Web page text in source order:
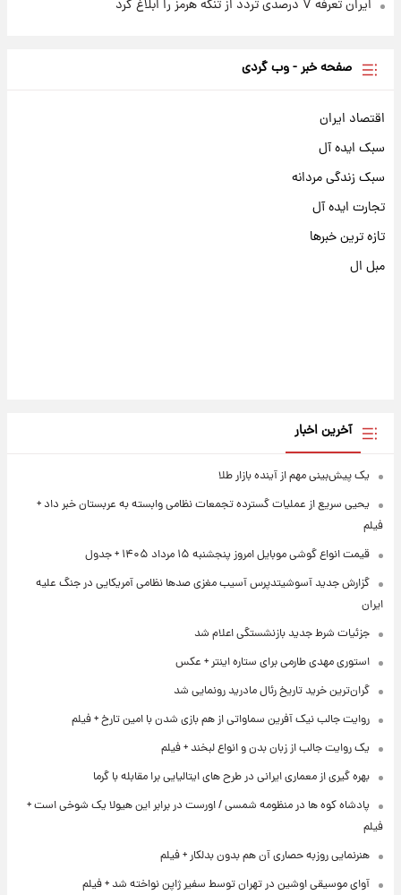
ایران تعرفه ۷ درصدی تردد از تنگه هرمز را ابلاغ کرد
صفحه خبر - وب گردی
اقتصاد ایران
سبک ایده آل
سبک زندگی مردانه
تجارت ایده آل
تازه ترین خبرها
مبل ال
آخرین اخبار
یک پیش‌بینی مهم از آینده بازار طلا
یحیی سریع از عملیات گسترده تجمعات نظامی وابسته به عربستان خبر داد +
فیلم
قیمت انواع گوشی موبایل امروز پنجشنبه ۱۵ مرداد ۱۴۰۵ + جدول
گزارش جدید آسوشیتدپرس آسیب مغزی صدها نظامی آمریکایی در جنگ علیه
ایران
جزئیات شرط جدید بازنشستگی اعلام شد
استوری مهدی طارمی برای ستاره اینتر + عکس
گران‌ترین خرید تاریخ رئال مادرید رونمایی شد
روایت جالب نیک آفرین سماواتی از هم بازی شدن با امین تارخ + فیلم
یک روایت جالب از زبان بدن و انواع لبخند + فیلم
بهره گیری از معماری ایرانی در طرح های ایتالیایی برا مقابله با گرما
پادشاه کوه ها در منظومه شمسی / اورست در برابر این هیولا یک شوخی است +
فیلم
هنرنمایی روزبه حصاری آن هم بدون بدلکار + فیلم
آوای موسیقی اوشین در تهران توسط سفیر ژاپن نواخته شد + فیلم